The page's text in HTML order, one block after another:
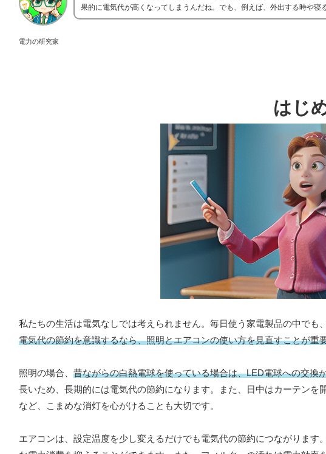
電力の研究家
果的に電気代が高くなってしまうんだね。でも、例えば、外出する時や寝
はじ
私たちの生活は電気なしでは考えられません。毎日使う家電製品の中でも
電気代の節約を意識するなら、照明とエアコンの使い方を見直すことが重
照明の場合、 昔ながらの白熱電球を使っている場合は、LED電球への交換
長いため、長期的には電気代の節約になります。また、日中はカーテン
など、こまめな消灯を心がけることも大切です。
エアコンは、設定温度を少し変えるだけでも電気代の節約につながりま